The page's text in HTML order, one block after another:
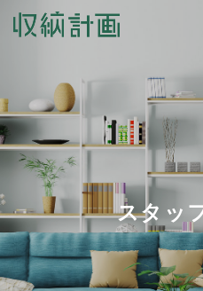
スタッ